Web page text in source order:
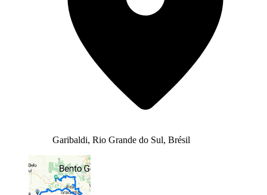
Garibaldi, Rio Grande do Sul, Brésil